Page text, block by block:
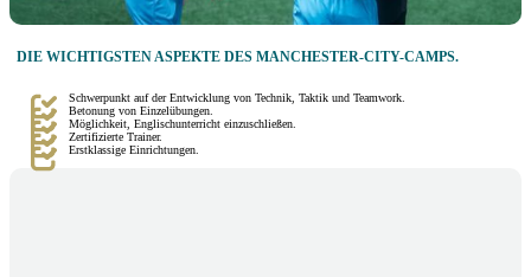
DIE WICHTIGSTEN ASPEKTE DES MANCHESTER-CITY-CAMPS.
Schwerpunkt auf der Entwicklung von Technik, Taktik und Teamwork.
Betonung von Einzelübungen.
Möglichkeit, Englischunterricht einzuschließen.
Zertifizierte Trainer.
Erstklassige Einrichtungen.